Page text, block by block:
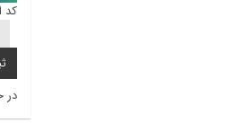
کد
در